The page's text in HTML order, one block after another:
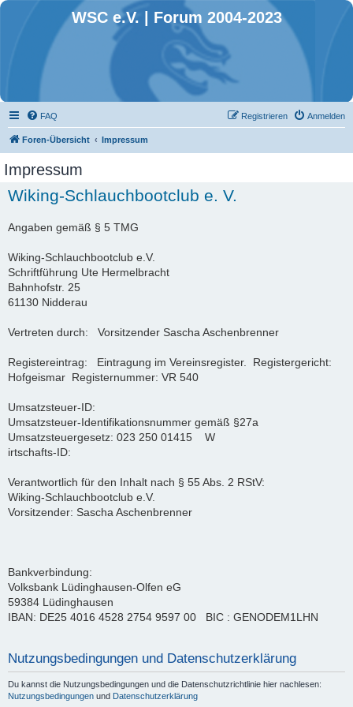
WSC e.V. | Forum 2004-2023
FAQ Anmelden
Registrieren
Foren-Übersicht Impressum
Impressum
Wiking-Schlauchbootclub e. V.
Angaben gemäß § 5 TMG
Wiking-Schlauchbootclub e.V.
Schriftführung Ute Hermelbracht
Bahnhofstr. 25
61130 Nidderau
Vertreten durch: Vorsitzender Sascha Aschenbrenner
Registereintrag: Eintragung im Vereinsregister. Registergericht:
Hofgeismar Registernummer: VR 540
Umsatzsteuer-ID:
Umsatzsteuer-Identifikationsnummer gemäß §27a
Umsatzsteuergesetz: 023 250 01415 W
irtschafts-ID:
Verantwortlich für den Inhalt nach § 55 Abs. 2 RStV:
Wiking-Schlauchbootclub e.V.
Vorsitzender: Sascha Aschenbrenner
Bankverbindung:
Volksbank Lüdinghausen-Olfen eG
59384 Lüdinghausen
IBAN: DE25 4016 4528 2754 9597 00 BIC : GENODEM1LHN
Nutzungsbedingungen und Datenschutzerklärung
Du kannst die Nutzungsbedingungen und die Datenschutzrichtlinie hier nachlesen:
Nutzungsbedingungen und Datenschutzerklärung